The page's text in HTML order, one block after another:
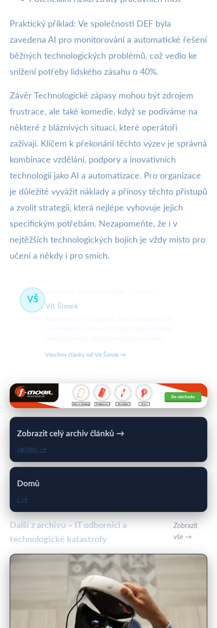
Praktický příklad: Ve společnosti DEF byla
zavedena AI pro monitorování a automatické řešení
běžných technologických problémů, což vedlo ke
snížení potřeby lidského zásahu o 40%.
Závěr Technologické zápasy mohou být zdrojem
frustrace, ale také komedie, když se podíváme na
některé z bláznivých situací, které operátoři
zažívají. Klíčem k překonání těchto výzev je správná
kombinace vzdělání, podpory a inovativních
technologií jako AI a automatizace. Pro organizace
je důležité vyvážit náklady a přínosy těchto přístupů
a zvolit strategii, která nejlépe vyhovuje jejich
specifickým potřebám. Nezapomeňte, že i v
nejtěžších technologických bojích je vždy místo pro
učení a někdy i pro smích.
VŠ
Vít Šimek
Všechny články od Vít Šimek →
Zobrazit celý archiv článků →
/archiv/ →
Domů
/ →
Další z archivu – IT odborníci a
technologické katastrofy
Zobrazit
vše →